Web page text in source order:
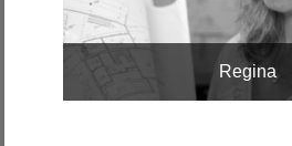
Regina